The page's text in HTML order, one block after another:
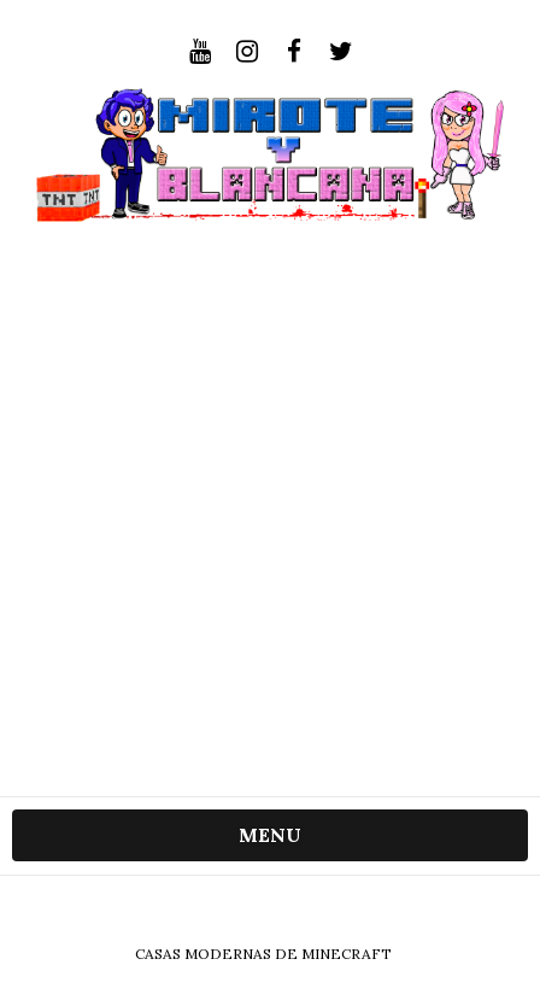
MENU
CASAS MODERNAS DE MINECRAFT